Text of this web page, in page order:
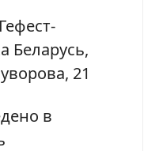
Беларусь,
21
в